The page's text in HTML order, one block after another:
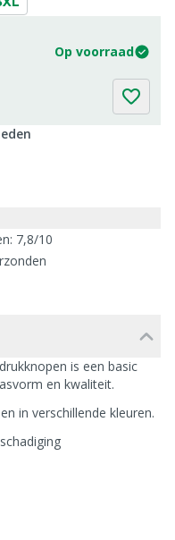
Op voorraad
7,8/10
is een basic
en kwaliteit.
in verschillende kleuren.